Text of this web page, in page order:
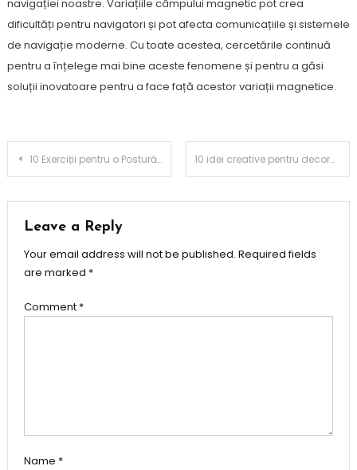
navigației noastre. Variațiile câmpului magnetic pot crea
dificultăți pentru navigatori și pot afecta comunicațiile și sistemele
de navigație moderne. Cu toate acestea, cercetările continuă
pentru a înțelege mai bine aceste fenomene și pentru a găsi
soluții inovatoare pentru a face față acestor variații magnetice.
Post
10 Exerciții pentru o Postură Perfectă 10 idei creative pentru decorarea casei cu obiecte reciclate
Leave a Reply
Your email address will not be published. Required fields
are marked *
Comment *
Name *